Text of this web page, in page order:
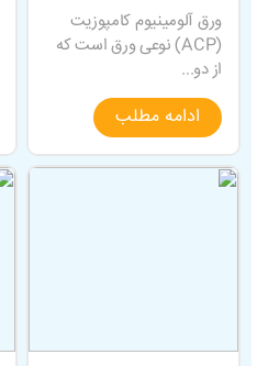
ورق آلومینیوم کامپوزیت
(ACP) نوعی ورق است که
از دو...
ادامه مطلب